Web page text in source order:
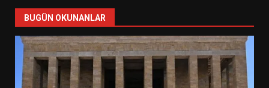
BUGÜN OKUNANLAR